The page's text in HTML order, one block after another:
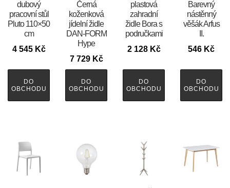
dubový
pracovní stůl
Pluto 110×50
cm
4 545 Kč
DO
OBCHODU
Černá
koženková
jídelní židle
DAN-FORM
Hype
7 729 Kč
DO
OBCHODU
plastová
zahradní
židle Bora s
područkami
2 128 Kč
DO
OBCHODU
Barevný
nástěnný
věšák Arfus
II.
546 Kč
DO
OBCHODU